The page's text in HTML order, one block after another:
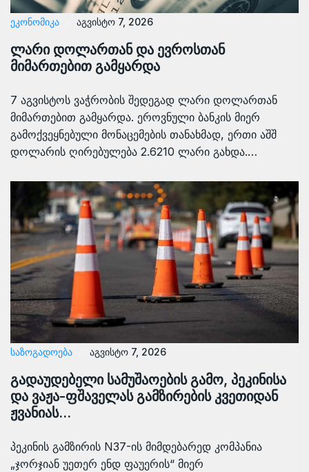
ᲔᲙᲝᲜᲝᲛᲘᲙᲐ აგვისტო 7, 2026
ლარი დოლართან და ევროსთან
მიმართებით გამყარდა
7 აგვისტოს ვაჭრობის შედეგად ლარი დოლართან
მიმართებით გამყარდა. ეროვნული ბანკის მიერ
გამოქვეყნებული მონაცემების თანახმად, ერთი აშშ
დოლარის ღირებულება 2.6210 ლარი გახდა.…
ᲡᲐᲖᲝᲒᲐᲓᲝᲔᲑᲐ აგვისტო 7, 2026
გადაუდებელი სამუშაოების გამო, პეკინისა
და ვაჟა-ფშაველას გამზირების კვეთიდან
ჟვანიას…
პეკინის გამზირის N37-ის მიმდებარედ კომპანია
„ჯორჯიან უეთერ ენდ ფაუერის“ მიერ